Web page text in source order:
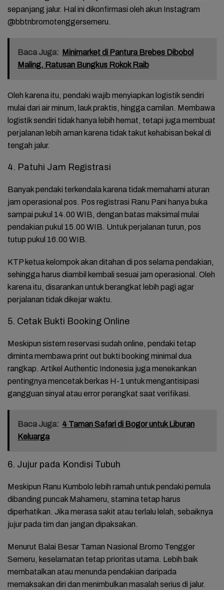
sepanjang jalur. Hal ini dikonfirmasi oleh akun Instagram
@bbtnbromotenggersemeru.
Baca Juga: Minimarket di Pantura Brebes Dibobol
Maling, Ratusan Bungkus Rokok Raib
Oleh karena itu, pendaki wajib menyiapkan logistik sendiri
mulai dari air minum, lauk praktis, hingga camilan. Membawa
logistik sendiri tidak hanya lebih hemat, tetapi juga membuat
perjalanan lebih aman karena tidak takut kehabisan bekal di
tengah jalur.
4. Patuhi Jam Registrasi
Banyak pendaki terkendala karena tidak memahami aturan
jam operasional pos. Pos registrasi Ranu Pani hanya buka
sampai pukul 14.00 WIB, dengan batas maksimal mulai
pendakian pukul 15.00 WIB. Untuk perjalanan turun, pos
tutup pukul 16.00 WIB.
KTP ketua kelompok akan ditahan di pos selama pendakian,
sehingga harus diambil kembali sesuai jam operasional. Oleh
karena itu, disarankan untuk berangkat lebih pagi agar
perjalanan tidak dikejar waktu.
5. Cetak Bukti Booking Online
Meskipun sistem reservasi sudah online, pendaki tetap
diminta membawa print out bukti booking minimal dua
rangkap. Artikel Authentic Indonesia juga menekankan
pentingnya mencetak berkas H-1 untuk mengantisipasi
gangguan sinyal atau error perangkat saat verifikasi.
Baca Juga: 4 Taman Safari di Bogor untuk Liburan
Keluarga
6. Jujur pada Kondisi Tubuh
Meskipun Ranu Kumbolo lebih ramah untuk pendaki pemula
dibanding puncak Mahameru, stamina tetap harus
diperhatikan. Jika merasa sakit atau terlalu lelah, sebaiknya
jujur pada tim dan jangan dipaksakan.
Menurut Balai Besar Taman Nasional Bromo Tengger
Semeru, keselamatan tetap prioritas utama. Lebih baik
membatalkan atau menunda pendakian daripada
memaksakan diri dan menimbulkan masalah serius di jalur.